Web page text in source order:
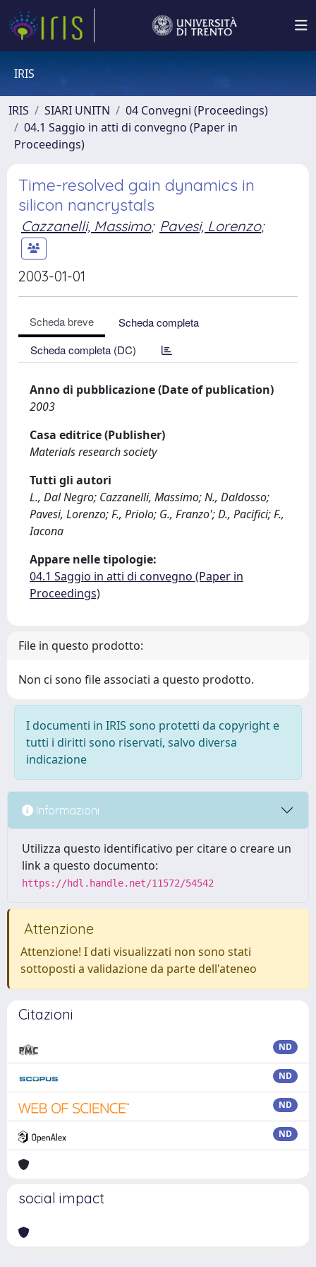
IRIS
IRIS SIARI UNITN
04 Convegni (Proceedings)
04.1 Saggio in atti di convegno (Paper in
Proceedings)
Time-resolved gain dynamics in
silicon nancrystals
Cazzanelli, Massimo; Pavesi, Lorenzo;
2003-01-01
Scheda breve
Scheda completa
Scheda completa (DC)
Anno di pubblicazione (Date of publication)
2003
Casa editrice (Publisher)
Materials research society
Tutti gli autori
L., Dal Negro; Cazzanelli, Massimo; N., Daldosso;
Pavesi, Lorenzo; F., Priolo; G., Franzo'; D., Pacifici; F.,
Iacona
Appare nelle tipologie:
04.1 Saggio in atti di convegno (Paper in
Proceedings)
File in questo prodotto:
Non ci sono file associati a questo prodotto.
I documenti in IRIS sono protetti da copyright e
tutti i diritti sono riservati, salvo diversa
indicazione
Informazioni
Utilizza questo identificativo per citare o creare un
link a questo documento:
https://hdl.handle.net/11572/54542
Attenzione
Attenzione! I dati visualizzati non sono stati
sottoposti a validazione da parte dell'ateneo
Citazioni
ND
ND
ND
ND
social impact